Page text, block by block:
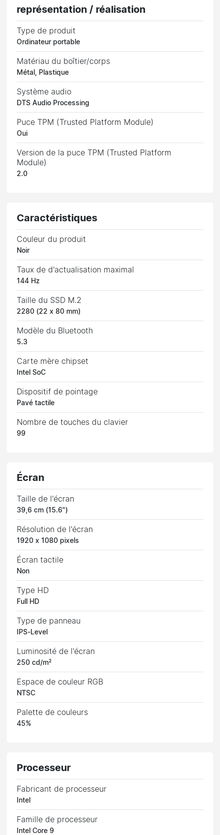
représentation / réalisation
Type de produit
Ordinateur portable
Matériau du boîtier/corps
Métal, Plastique
Système audio
DTS Audio Processing
Puce TPM (Trusted Platform Module)
Oui
Version de la puce TPM (Trusted Platform
Module)
2.0
Caractéristiques
Couleur du produit
Noir
Taux de d'actualisation maximal
144 Hz
Taille du SSD M.2
2280 (22 x 80 mm)
Modèle du Bluetooth
5.3
Carte mère chipset
Intel SoC
Dispositif de pointage
Pavé tactile
Nombre de touches du clavier
99
Écran
Taille de l'écran
39,6 cm (15.6")
Résolution de l'écran
1920 x 1080 pixels
Écran tactile
Non
Type HD
Full HD
Type de panneau
IPS-Level
Luminosité de l'écran
250 cd/m²
Espace de couleur RGB
NTSC
Palette de couleurs
45%
Processeur
Fabricant de processeur
Intel
Famille de processeur
Intel Core 9